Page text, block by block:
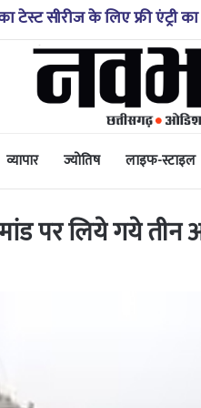
के तीसा-बैरागढ़ मार्ग पर
व्यापार ज्योतिष लाइफ-स्टाइल
पर लिये गये तीन